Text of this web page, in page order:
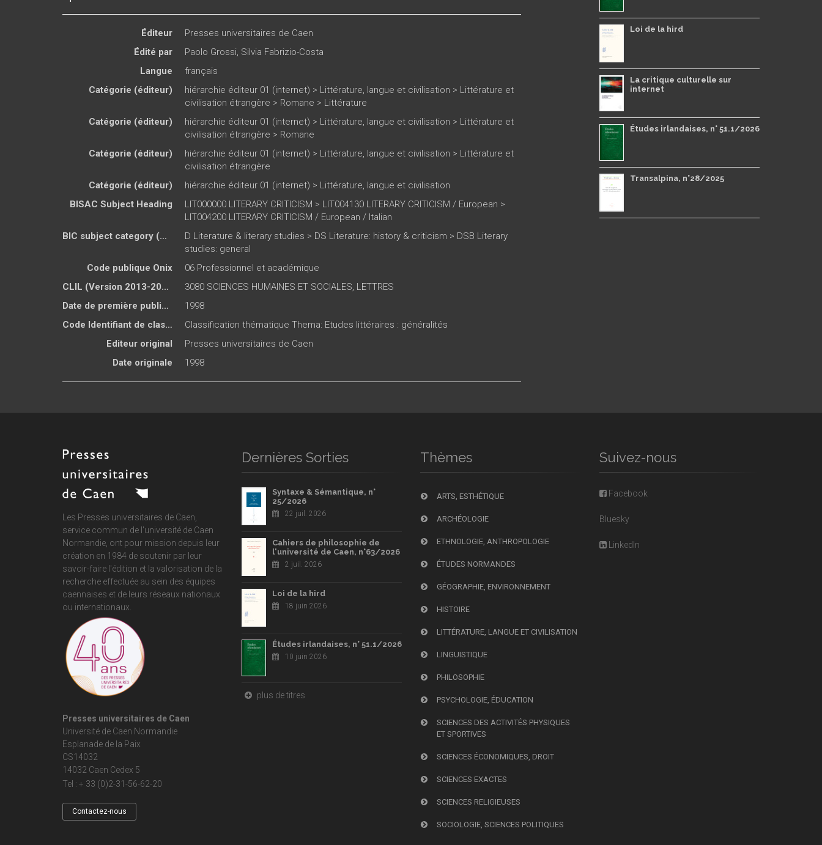
Éditeur
Presses universitaires de Caen
Édité par
Paolo Grossi Silvia Fabrizio-Costa
Langue
français
Catégorie (éditeur)
hiérarchie éditeur 01 (internet) > Littérature, langue et civilisation > Littérature et
civilisation étrangère > Romane > Littérature
Catégorie (éditeur)
hiérarchie éditeur 01 (internet) > Littérature, langue et civilisation > Littérature et
civilisation étrangère > Romane
Catégorie (éditeur)
hiérarchie éditeur 01 (internet) > Littérature, langue et civilisation > Littérature et
civilisation étrangère
Catégorie (éditeur)
hiérarchie éditeur 01 (internet) > Littérature, langue et civilisation
BISAC Subject Heading
LIT000000 LITERARY CRITICISM > LIT004130 LITERARY CRITICISM / European >
LIT004200 LITERARY CRITICISM / European / Italian
BIC subject category (UK)
D Literature & literary studies > DS Literature: history & criticism > DSB Literary
studies: general
Code publique Onix
06 Professionnel et académique
CLIL (Version 2013-2019 )
3080 SCIENCES HUMAINES ET SOCIALES, LETTRES
Date de première publication du titre
1998
Code Identifiant de classement sujet
Classification thématique Thema: Etudes littéraires : généralités
Editeur original
Presses universitaires de Caen
Date originale
1998
Loi de la hird
La critique culturelle sur
internet
Études irlandaises, n° 51.1/2026
Transalpina, n°28/2025
Les Presses universitaires de Caen,
service commun de l'université de Caen
Normandie , ont pour mission depuis leur
création en 1984 de soutenir par leur
savoir-faire l'édition et la valorisation de la
recherche effectuée au sein des équipes
caennaises et de leurs réseaux nationaux
ou internationaux.
Presses universitaires de Caen
Université de Caen Normandie
Esplanade de la Paix
CS14032
14032 Caen Cedex 5
Tel : + 33 (0)2-31-56-62-20
Contactez-nous
Dernières Sorties
Syntaxe & Sémantique, n°
25/2026
22 juil. 2026
Cahiers de philosophie de
l'université de Caen, n°63/2026
2 juil. 2026
Loi de la hird
18 juin 2026
Études irlandaises, n° 51.1/2026
10 juin 2026
plus de titres
Thèmes
ARTS, ESTHÉTIQUE
ARCHÉOLOGIE
ETHNOLOGIE, ANTHROPOLOGIE
ÉTUDES NORMANDES
GÉOGRAPHIE, ENVIRONNEMENT
HISTOIRE
LITTÉRATURE, LANGUE ET CIVILISATION
LINGUISTIQUE
PHILOSOPHIE
PSYCHOLOGIE, ÉDUCATION
SCIENCES DES ACTIVITÉS PHYSIQUES
ET SPORTIVES
SCIENCES ÉCONOMIQUES, DROIT
SCIENCES EXACTES
SCIENCES RELIGIEUSES
SOCIOLOGIE, SCIENCES POLITIQUES
Suivez-nous
Facebook
Bluesky
LinkedIn